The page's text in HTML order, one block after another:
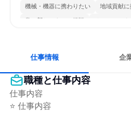
機械・機器に携わりたい 地域貢献
常に新しいものに挑戦 チームワー
仕事情報 企
職種と仕事内容
仕事内容
⭐ 仕事内容